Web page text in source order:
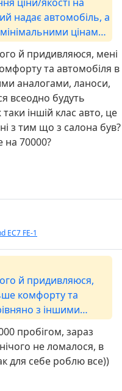
надає автомобіль, а
цінами
не
салон був.
й придивляюся, мені
та автомобіля в
аналогами, ланоси,
всеодно будуть
іншій клас авто, це
з тим що з салона був?
на 70000?
EC7 FE-1
й придивляюся,
комфорту та
з іншими
мені здається
салоні. Все ж таки
Як у порівнянні з
болячок було вже
пробігом, зараз
не ломалося, в
для себе роблю все))